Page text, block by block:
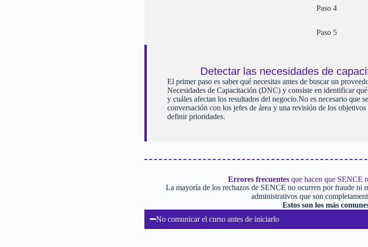
Paso 4
Paso 5
Detectar las necesidades de
El primer paso es saber qué necesitas antes de buscar un
Necesidades de Capacitación (DNC) y consiste en identificar
y cuáles afectan los resultados del negocio.No es necesario que
conversación con los jefes de área y una revisión de los
definir prioridades.
Errores frecuentes que hacen que SENCE
La mayoría de los rechazos de SENCE no ocurren por fraude
administrativos que son
Estos son los más
No comunicar el curso antes de iniciarlo